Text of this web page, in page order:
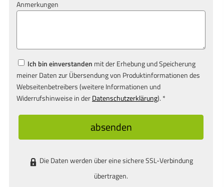
Anmerkungen
Ich bin einverstanden mit der Erhebung und Speicherung
meiner Daten zur Übersendung von Produktinformationen des
Webseitenbetreibers (weitere Informationen und
Widerrufshinweise in derDatenschutzerklärung). *
absenden
Die Daten werden über eine sichere SSL-Verbindung
übertragen.